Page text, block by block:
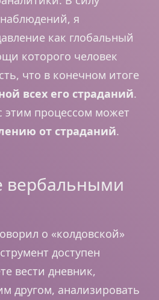
я
как глобальный
которого человек
что в конечном итоге
всех его страданий.
этим процессом может
от страданий.
вербальными
о «колдовской»
доступен
вести дневник,
другом, анализировать